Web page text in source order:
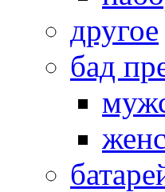
другое
бад